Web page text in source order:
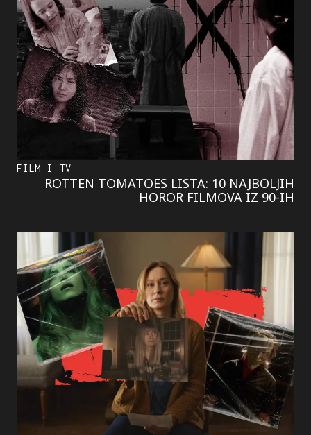
FILM I TV
ROTTEN TOMATOES LISTA: 10 NAJBOLJIH
HOROR FILMOVA IZ 90-IH